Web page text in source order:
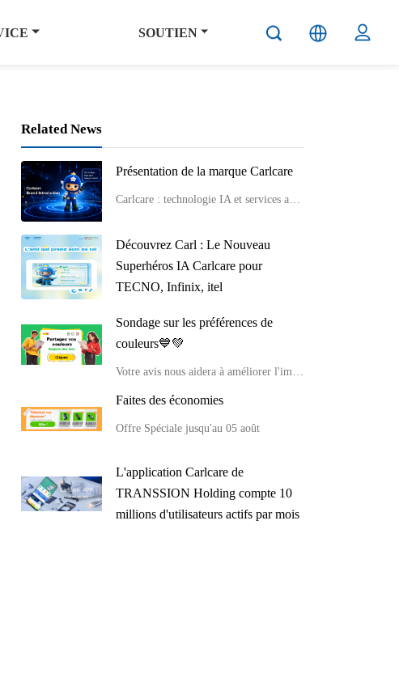
SOUTIEN
Related News
Présentation de la marque Carlcare
Carlcare : technologie IA et services après-vente professionnels avec bienveillance.
Découvrez Carl : Le Nouveau
Superhéros IA Carlcare pour
TECNO, Infinix, itel
Sondage sur les préférences de
couleurs💙💚
Faites des économies
Offre Spéciale jusqu'au 05 août
L'application Carlcare de
TRANSSION Holding compte 10
millions d'utilisateurs actifs par mois